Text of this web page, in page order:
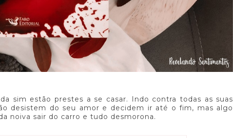
sim estão prestes a se casar. Indo contra todas as suas
desistem do seu amor e decidem ir até o fim, mas algo
noiva sair do carro e tudo desmorona.